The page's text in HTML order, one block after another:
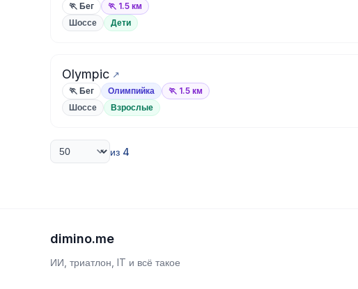
🏃 Бег 🏃 1.5 км
Шоссе Дети
Olympic
🏃 Бег Олимпийка 🏃 1.5 км
Шоссе Взрослые
из 4
dimino.me
ИИ, триатлон, IT и всё такое